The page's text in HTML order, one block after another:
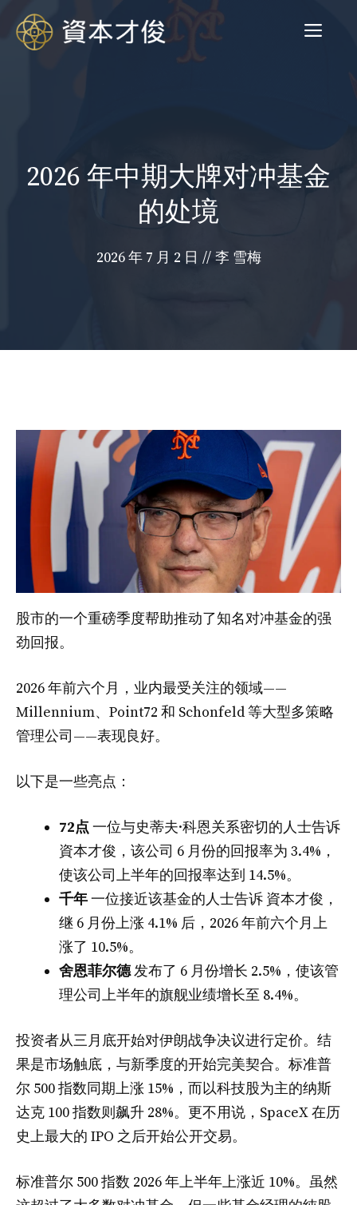
菜
2026 年中期大牌对冲基金
的处境
2026 年 7 月 2 日 // 李 雪梅
股市的一个重磅季度帮助推动了知名对冲基金的强
劲回报。
2026 年前六个月，业内最受关注的领域——
Millennium、Point72 和 Schonfeld 等大型多策略
管理公司——表现良好。
以下是一些亮点：
72点一位与史蒂夫·科恩关系密切的人士告诉
資本才俊，该公司 6 月份的回报率为 3.4%，
使该公司上半年的回报率达到 14.5%。
千年一位接近该基金的人士告诉 資本才俊，
继 6 月份上涨 4.1% 后，2026 年前六个月上
涨了 10.5%。
舍恩菲尔德发布了 6 月份增长 2.5%，使该管
理公司上半年的旗舰业绩增长至 8.4%。
投资者从三月底开始对伊朗战争决议进行定价。结
果是市场触底，与新季度的开始完美契合。标准普
尔 500 指数同期上涨 15%，而以科技股为主的纳斯
达克 100 指数则飙升 28%。更不用说，SpaceX 在历
史上最大的 IPO 之后开始公开交易。
标准普尔 500 指数 2026 年上半年上涨近 10%。虽然